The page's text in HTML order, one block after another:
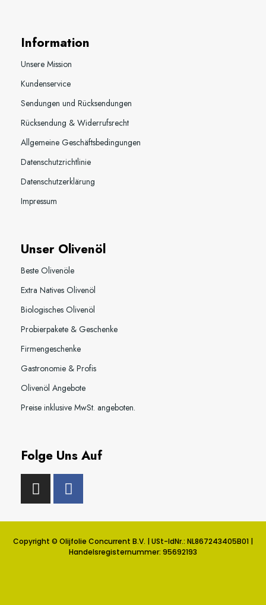
Information
Unsere Mission
Kundenservice
Sendungen und Rücksendungen
Rücksendung & Widerrufsrecht
Allgemeine Geschäftsbedingungen
Datenschutzrichtlinie
Datenschutzerklärung
Impressum
Unser Olivenöl
Beste Olivenöle
Extra Natives Olivenöl
Biologisches Olivenöl
Probierpakete & Geschenke
Firmengeschenke
Gastronomie & Profis
Olivenöl Angebote
Preise inklusive MwSt. angeboten.
Folge Uns Auf
Copyright © Olijfolie Concurrent B.V. | USt-IdNr.: NL867243405B01 |
Handelsregisternummer: 95692193